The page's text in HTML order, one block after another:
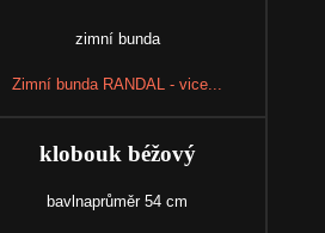
zimní bunda
Zimní bunda RANDAL - vice...
klobouk béžový
bavlnaprůměr 54 cm